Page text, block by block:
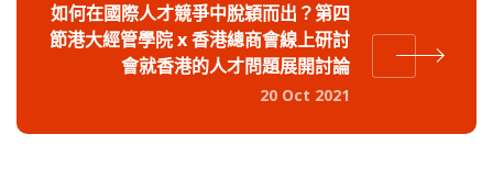
如何在國際人才競爭中脫穎而出？第四
節港大經管學院 x 香港總商會線上研討
會就香港的人才問題展開討論
20 Oct 2021